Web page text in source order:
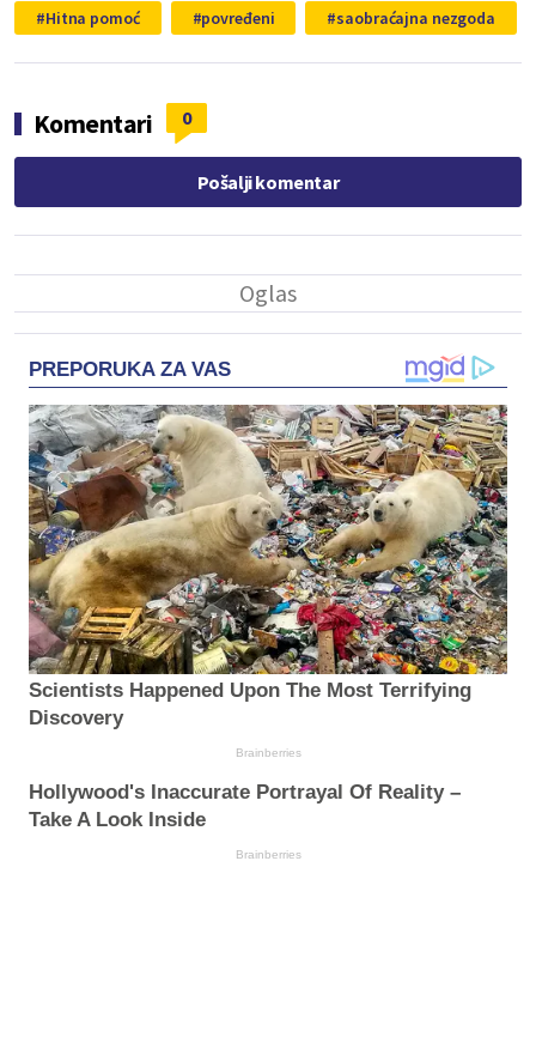
Hitna pomoć povređeni saobraćajna nezgoda
Komentari 0
Pošalji komentar
PREPORUKA ZA VAS
Scientists Happened Upon The Most Terrifying
Discovery
Brainberries
Hollywood's Inaccurate Portrayal Of Reality –
Take A Look Inside
Brainberries